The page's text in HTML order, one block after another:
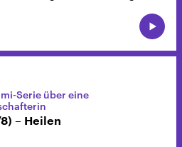
Serie über eine
– Heilen